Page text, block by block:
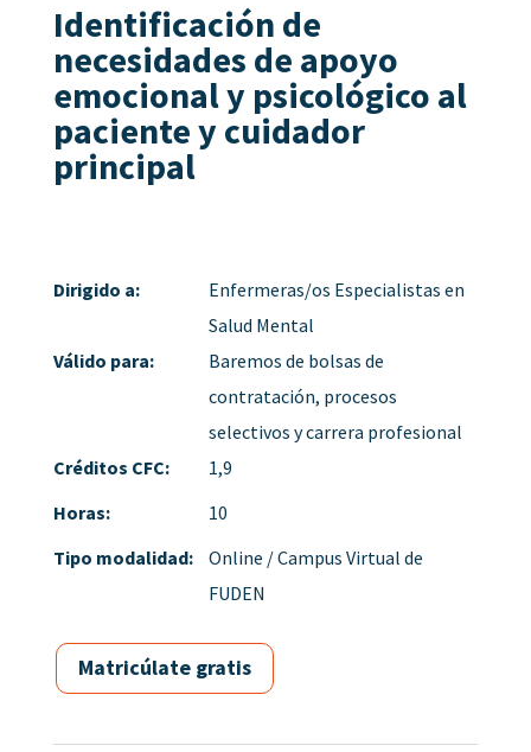
Identificación de
necesidades de apoyo
emocional y psicológico al
paciente y cuidador
principal
Dirigido a:
Enfermeras/os Especialistas en
Salud Mental
Válido para:
Baremos de bolsas de
contratación, procesos
selectivos y carrera profesional
Créditos CFC:
1,9
Horas:
10
Tipo modalidad:
Online / Campus Virtual de
FUDEN
Matricúlate gratis